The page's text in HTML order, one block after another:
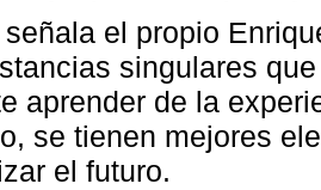
señala el propio
singulares
aprender de la
se tienen mejores
el futuro.